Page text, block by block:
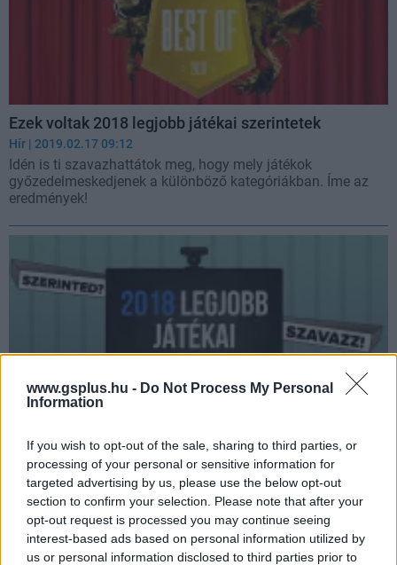
www.gsplus.hu - Do Not Process My Personal
Information
If you wish to opt-out of the sale, sharing to third parties, or
processing of your personal or sensitive information for
targeted advertising by us, please use the below opt-out
section to confirm your selection. Please note that after your
opt-out request is processed you may continue seeing
interest-based ads based on personal information utilized by
us or personal information disclosed to third parties prior to
Ezek voltak 2018 legjobb játékai szerintetek
Hír | 2019.02.17 09:12
Idén is ti szavazhattátok meg, hogy mely játékok
győzedelmeskedjenek a különböző kategóriákban. Íme az
eredmények!
GameStar Awards 2018 - szavazz az év legjobb
játékaira!
| 2018.12.26 16:35
Idén is a ti szavazataitok alapján dől el, hogy mely játékokat
díjazzuk az elmúlt év felhozatalából!